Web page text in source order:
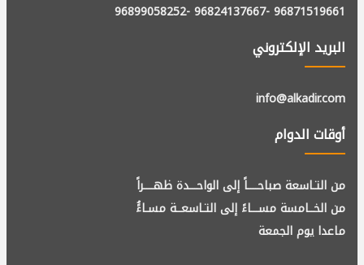
96871519661
-96824137667
-96899058252
البريد الإلكتروني
info@alkadir.com
أوقات الدوام
من التـاسعة صباحــــاً إلى الواحـــدة ظهــــراً
من الخــامسة مســـاءً إلى التـاسعــة مسـاءًُ
ماعدا يوم الجمعة